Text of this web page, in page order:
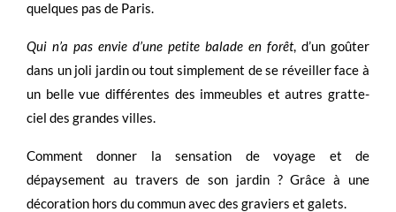
quelques pas de Paris.
Qui n’a pas envie d’une petite balade en forêt, d’un goûter
dans un joli jardin ou tout simplement de se réveiller face à
un belle vue différentes des immeubles et autres gratte-
ciel des grandes villes.
Comment donner la sensation de voyage et de
dépaysement au travers de son jardin ? Grâce à une
décoration hors du commun avec des graviers et galets.